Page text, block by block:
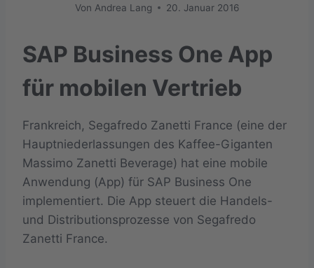
Von Andrea Lang 20. Januar 2016
SAP Business One App
für mobilen Vertrieb
Frankreich, Segafredo Zanetti France (eine der
Hauptniederlassungen des Kaffee-Giganten
Massimo Zanetti Beverage) hat eine mobile
Anwendung (App) für SAP Business One
implementiert. Die App steuert die Handels-
und Distributionsprozesse von Segafredo
Zanetti France.